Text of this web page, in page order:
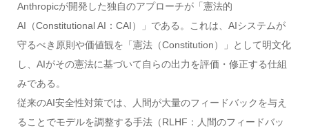
Anthropicが開発した独自のアプローチが「憲法的
AI（Constitutional AI：CAI）」である。これは、AIシステムが
守るべき原則や価値観を「憲法（Constitution）」として明文化
し、AIがその憲法に基づいて自らの出力を評価・修正する仕組
みである。
従来のAI安全性対策では、人間が大量のフィードバックを与え
ることでモデルを調整する手法（RLHF：人間のフィードバッ